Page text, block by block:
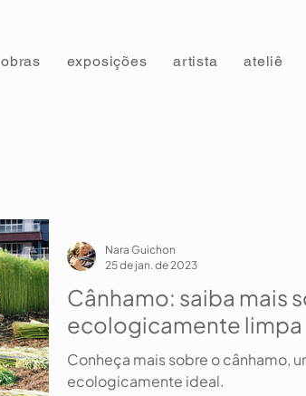
obras exposições artista ateliê
Cânhamo: saiba mais
ecologicamente limpa
Conheça mais sobre o cânhamo,
ecologicamente ideal.
Nara Guichon
25 de jan. de 2023